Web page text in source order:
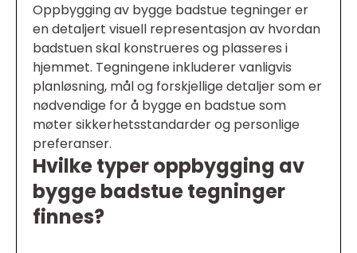
Oppbygging av bygge badstue tegninger er
en detaljert visuell representasjon av hvordan
badstuen skal konstrueres og plasseres i
hjemmet. Tegningene inkluderer vanligvis
planløsning, mål og forskjellige detaljer som er
nødvendige for å bygge en badstue som
møter sikkerhetsstandarder og personlige
preferanser.
Hvilke typer oppbygging av
bygge badstue tegninger
finnes?